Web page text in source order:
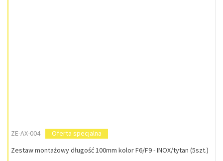
ZE-AX-004
Oferta specjalna
Zestaw montażowy długość 100mm kolor F6/F9 - INOX/tytan (5szt.)